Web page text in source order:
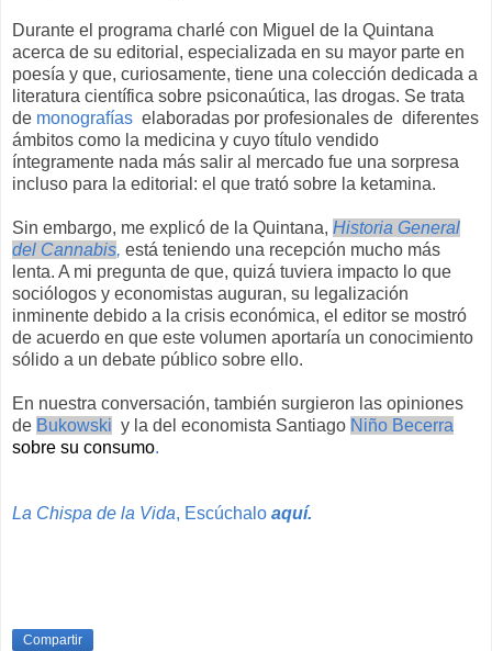
Durante el programa charlé con Miguel de la Quintana
acerca de su editorial, especializada en su mayor parte en
poesía y que, curiosamente, tiene una colección dedicada a
literatura científica sobre psiconaútica, las drogas. Se trata
de monografías elaboradas por profesionales de diferentes
ámbitos como la medicina y cuyo título vendido
íntegramente nada más salir al mercado fue una sorpresa
incluso para la editorial: el que trató sobre la ketamina.
Sin embargo, me explicó de la Quintana, Historia General
del Cannabis, está teniendo una recepción mucho más
lenta. A mi pregunta de que, quizá tuviera impacto lo que
sociólogos y economistas auguran, su legalización
inminente debido a la crisis económica, el editor se mostró
de acuerdo en que este volumen aportaría un conocimiento
sólido a un debate público sobre ello.
En nuestra conversación, también surgieron las opiniones
de Bukowski y la del economista Santiago Niño Becerra
sobre su consumo.
La Chispa de la Vida, Escúchalo aquí.
Compartir